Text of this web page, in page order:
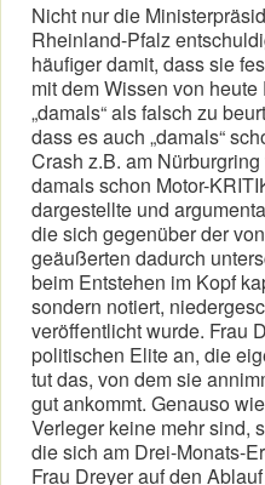
Nicht nur die
Rheinland-Pfalz
häufiger damit, dass sie
mit dem Wissen von
„damals“ als falsch zu
dass es auch „damals“
Crash z.B. am
damals schon Motor-
dargestellte und
die sich gegenüber der
geäußerten dadurch
beim Entstehen im Kopf
sondern notiert,
veröffentlicht wurde. Frau
politischen Elite an, die
tut das, von dem sie
gut ankommt. Genauso
Verleger keine mehr sind,
die sich am Drei-Monats-
Frau Dreyer auf den